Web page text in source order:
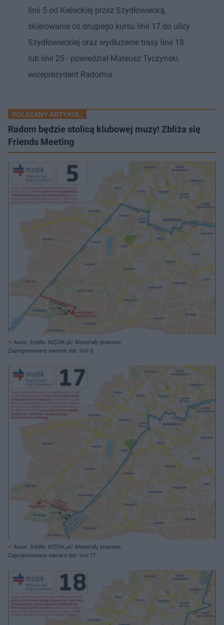
linii 5 od Kieleckiej przez Szydłowiecką,
skierowanie co drugiego kursu linii 17 do ulicy
Szydłowieckiej oraz wydłużenie trasy linii 18
lub linii 25 - powiedział Mateusz Tyczyński,
wiceprezydent Radomia.
POLECANY ARTYKUŁ:
Radom będzie stolicą klubowej muzy! Zbliża się
Friends Meeting
Autor: źródło: MZDiK.pl/ Materiały prasowe
Zaproponowany wariant dot. linii 5
Autor: źródło: MZDiK.pl/ Materiały prasowe
Zaproponowany wariant dot. linii 17